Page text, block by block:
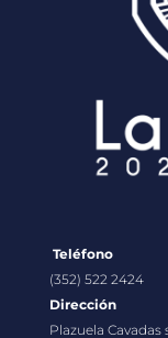
Teléfono
(352) 522 2424
Dirección
Plazuela Cavadas